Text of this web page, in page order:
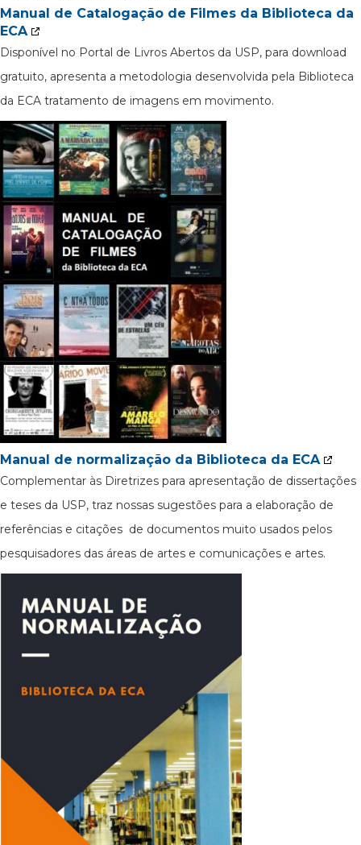
Manual de Catalogação de Filmes da Biblioteca da
ECA
Disponível no Portal de Livros Abertos da USP, para download
gratuito, apresenta a metodologia desenvolvida pela Biblioteca
da ECA tratamento de imagens em movimento.
Manual de normalização da Biblioteca da ECA
Complementar às Diretrizes para apresentação de dissertações
e teses da USP, traz nossas sugestões para a elaboração de
referências e citações de documentos muito usados pelos
pesquisadores das áreas de artes e comunicações e artes.